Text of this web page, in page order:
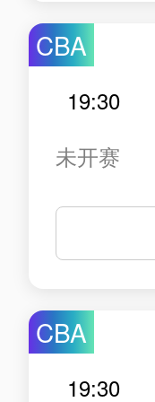
CBA
19:30
未开赛
CBA
19:30